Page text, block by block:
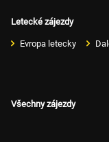
Letecké zájezdy
Evropa letecky
Všechny zájezdy